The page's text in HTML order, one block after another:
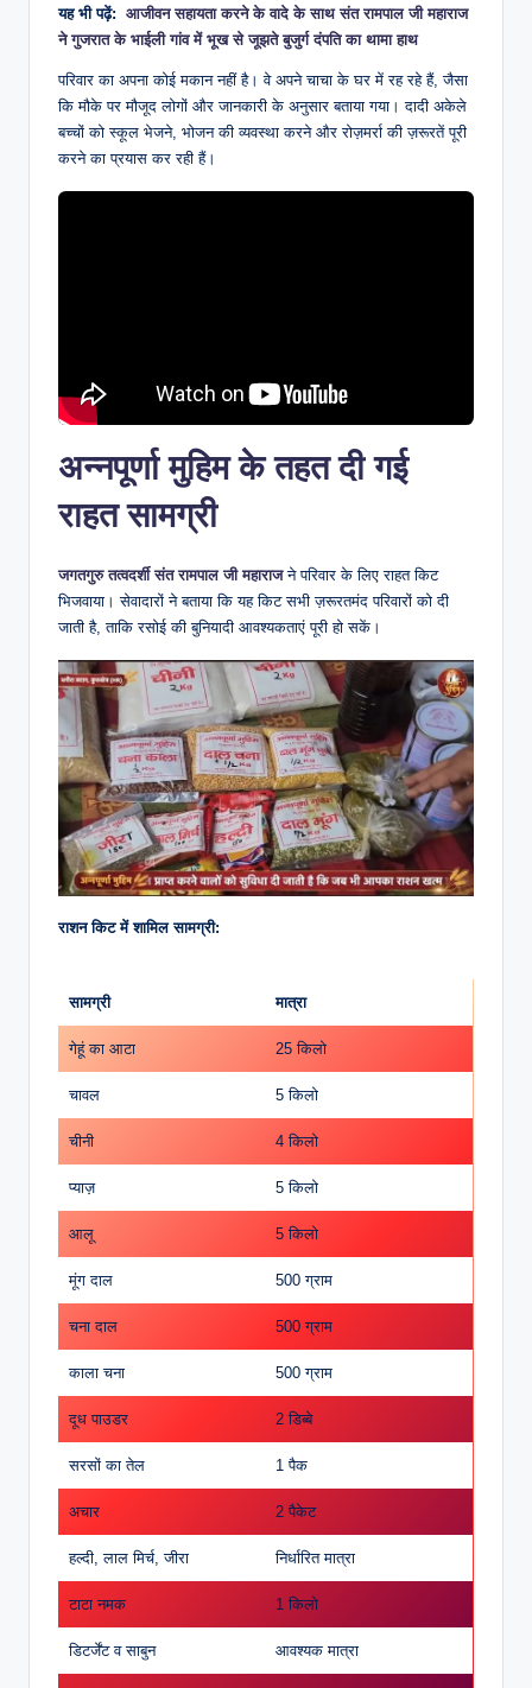
यह भी पढ़ें: आजीवन सहायता करने के वादे के साथ संत रामपाल जी महाराज
ने गुजरात के भाईली गांव में भूख से जूझते बुजुर्ग दंपति का थामा हाथ
परिवार का अपना कोई मकान नहीं है। वे अपने चाचा के घर में रह रहे हैं, जैसा
कि मौके पर मौजूद लोगों और जानकारी के अनुसार बताया गया। दादी अकेले
बच्चों को स्कूल भेजने, भोजन की व्यवस्था करने और रोज़मर्रा की ज़रूरतें पूरी
करने का प्रयास कर रही हैं।
अन्नपूर्णा मुहिम के तहत दी गई
राहत सामग्री
जगतगुरु तत्वदर्शी संत रामपाल जी महाराजने परिवार के लिए राहत किट
भिजवाया। सेवादारों ने बताया कि यह किट सभी ज़रूरतमंद परिवारों को दी
जाती है, ताकि रसोई की बुनियादी आवश्यकताएं पूरी हो सकें।
राशन किट में शामिल सामग्री:
सामग्री मात्रा
गेहूं का आटा 25 किलो
चावल 5 किलो
चीनी 4 किलो
प्याज़ 5 किलो
आलू 5 किलो
मूंग दाल 500 ग्राम
चना दाल 500 ग्राम
काला चना 500 ग्राम
दूध पाउडर 2 डिब्बे
सरसों का तेल 1 पैक
अचार 2 पैकेट
हल्दी, लाल मिर्च, जीरा निर्धारित मात्रा
टाटा नमक 1 किलो
डिटर्जेंट व साबुन आवश्यक मात्रा